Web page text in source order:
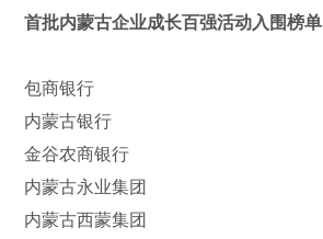
首批内蒙古企业成长百强活动入围榜单
包商银行
内蒙古银行
金谷农商银行
内蒙古永业集团
内蒙古西蒙集团